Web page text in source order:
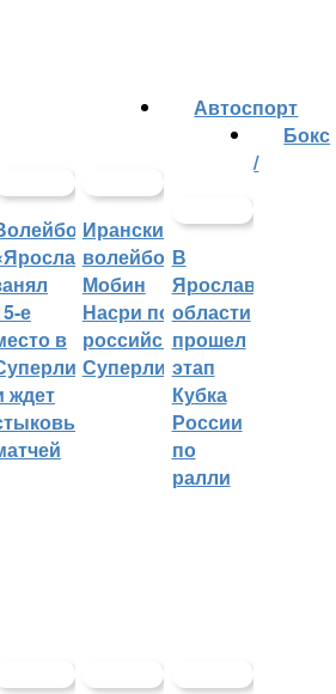
е
в
ждет
Иранский
волейболист
Мобин
Насри покинет
российскую
Суперлигу
Автоспорт
В
Ярославской
области
прошел
этап
Кубка
России
по
ралли
Бокс
/